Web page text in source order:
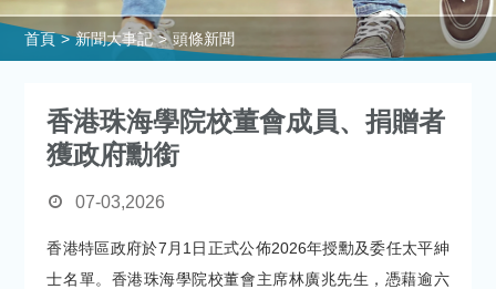
首頁 > 新聞大事記 > 頭條新聞
香港珠海學院校董會成員、捐贈者
獲政府勳銜
07-03,2026
香港特區政府於7月1日正式公佈2026年授勳及委任太平紳
士名單。香港珠海學院校董會主席林廣兆先生，憑藉逾六